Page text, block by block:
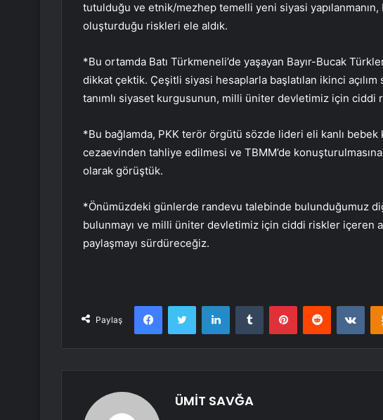
tutulduğu ve etnik/mezhep temelli yeni siyasi
oluşturduğu riskleri ele aldık.
*Bu ortamda Batı Türkmeneli’de yaşayan Bayır-Bucak
dikkat çektik. Çeşitli siyasi hesaplarla başlatılan ikinci
tanımlı siyaset kurgusunun, milli üniter devletimiz için ciddi
*Bu bağlamda, PKK terör örgütü sözde lideri eli kanlı bebek
cezaevinden tahliye edilmesi ve TBMM’de
olarak görüştük.
*Önümüzdeki günlerde randevu talebinde bulunduğumuz
bulunmayı ve milli üniter devletimiz için ciddi riskler içeren
paylaşmayı sürdüreceğiz.
Paylaş
FacebookTwitter LinkedInTumblr PinterestReddit
ÜMİT SAVĞA